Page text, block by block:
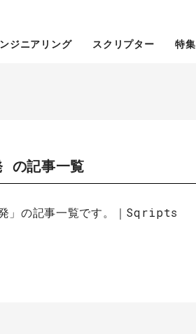
ジニアリング スクリプター 特集
の記事一覧
」の記事一覧です。｜Sqripts